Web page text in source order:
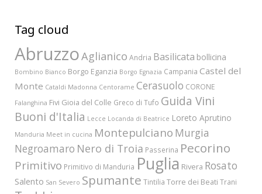
Tag cloud
AbruzzoAglianico Andria Basilicata bollicina
Bombino Bianco Borgo Eganzia Borgo Egnazia Campania Castel del
Monte Cataldi Madonna Centorame Cerasuolo CORONE
Falanghina Fivi Gioia del Colle Greco di Tufo Guida Vini
Buoni d'Italia Lecce Locanda di Beatrice Loreto Aprutino
Manduria Meet in cucina Montepulciano Murgia
Negroamaro Nero di Troia Passerina Pecorino
Primitivo Primitivo di Manduria Puglia Rivera Rosato
Salento San Severo Spumante Tintilia Torre dei Beati Trani